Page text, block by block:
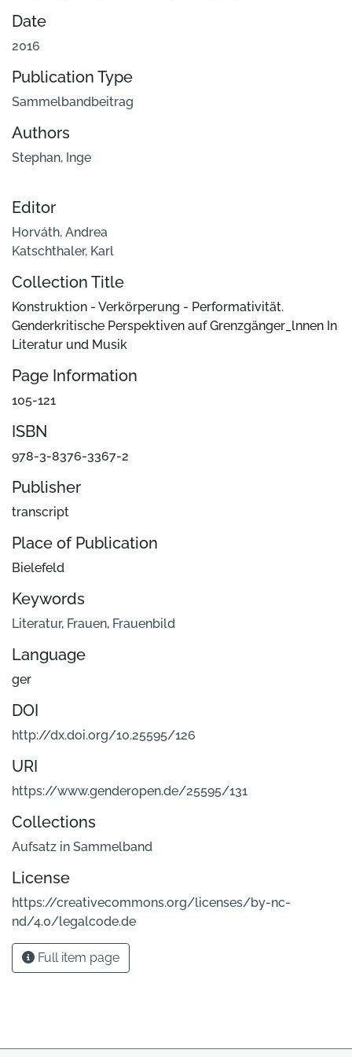
Date
2016
Publication Type
Sammelbandbeitrag
Authors
Stephan, Inge
Editor
Horváth, Andrea
Katschthaler, Karl
Collection Title
Konstruktion - Verkörperung - Performativität.
Genderkritische Perspektiven auf Grenzgänger_lnnen In
Literatur und Musik
Page Information
105-121
ISBN
978-3-8376-3367-2
Publisher
transcript
Place of Publication
Bielefeld
Keywords
Literatur, Frauen, Frauenbild
Language
ger
DOI
http://dx.doi.org/10.25595/126
URI
https://www.genderopen.de/25595/131
Collections
Aufsatz in Sammelband
License
https://creativecommons.org/licenses/by-nc-
nd/4.0/legalcode.de
Full item page